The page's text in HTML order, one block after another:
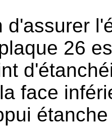
d'assurer
26
face